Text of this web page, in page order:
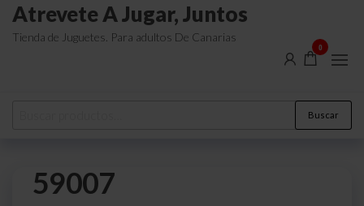
Atrevete A Jugar, Juntos
Tienda de Juguetes. Para adultos De Canarias
0
Buscar
59007